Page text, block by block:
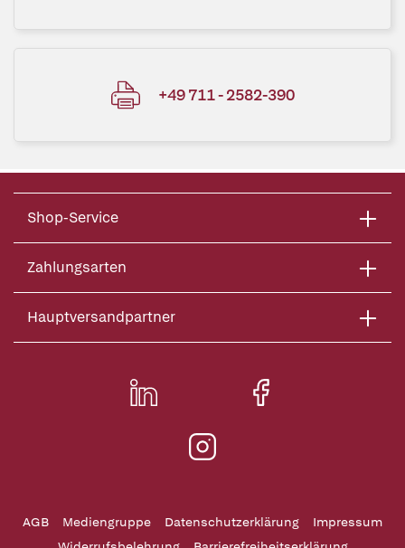
+49 711 - 2582-390
Shop-Service
Zahlungsarten
Hauptversandpartner
AGB Mediengruppe Datenschutzerklärung
Impressum